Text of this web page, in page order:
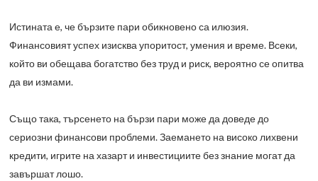
Истината е, че бързите пари обикновено са илюзия.
Финансовият успех изисква упоритост, умения и време. Всеки,
който ви обещава богатство без труд и риск, вероятно се опитва
да ви измами.
Също така, търсенето на бързи пари може да доведе до
сериозни финансови проблеми. Заемането на високо лихвени
кредити, игрите на хазарт и инвестициите без знание могат да
завършат лошо.